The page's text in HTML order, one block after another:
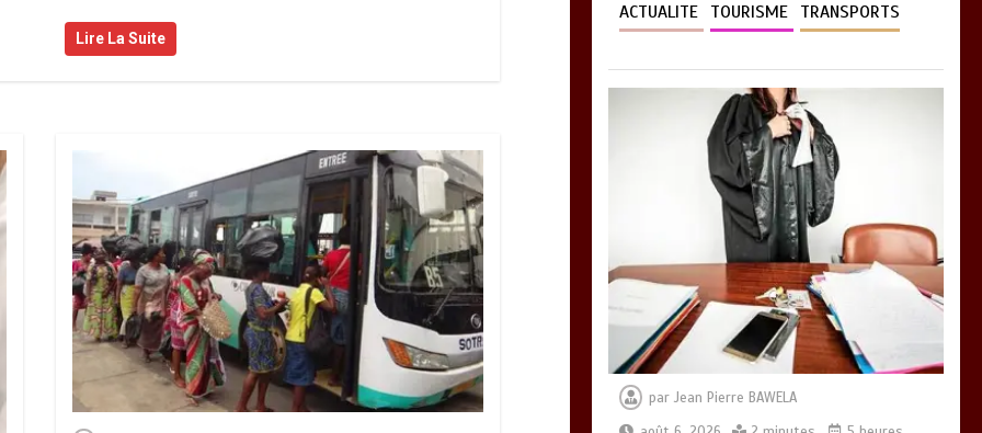
Lire La Suite
ACTUALITE TOURISME TRANSPORTS
par Jean Pierre BAWELA